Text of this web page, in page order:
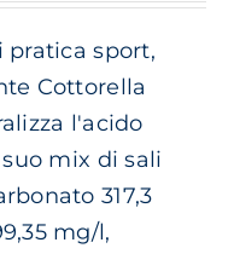
da
€ 3.20
a
€ 6.10
pratica sport,
Cottorella
l'acido
mix di sali
317,3
mg/l,